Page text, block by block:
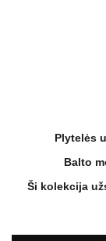
Plytelės
Balto
Ši kolekcija